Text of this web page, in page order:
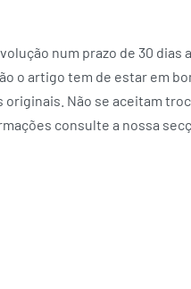
num prazo de 30 dias
o artigo tem de estar em
originais. Não se aceitam
consulte a nossa